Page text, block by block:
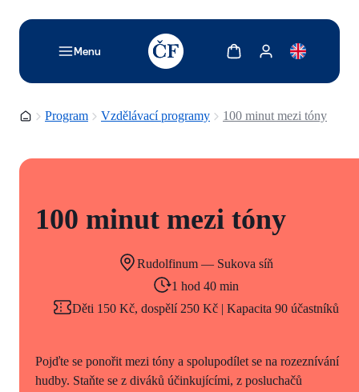
Menu
TODO: Add description for reader
Zobrazit košíkZobrazit můj účet
Domovská stránka
Program Vzdělávací programy 100 minut mezi tóny
100 minut mezi tóny
Rudolfinum — Sukova síň
1 hod 40 min
Děti 150 Kč, dospělí 250 Kč | Kapacita 90 účastníků
Pojďte se ponořit mezi tóny a spolupodílet se na rozeznívání
hudby. Staňte se z diváků účinkujícími, z posluchačů